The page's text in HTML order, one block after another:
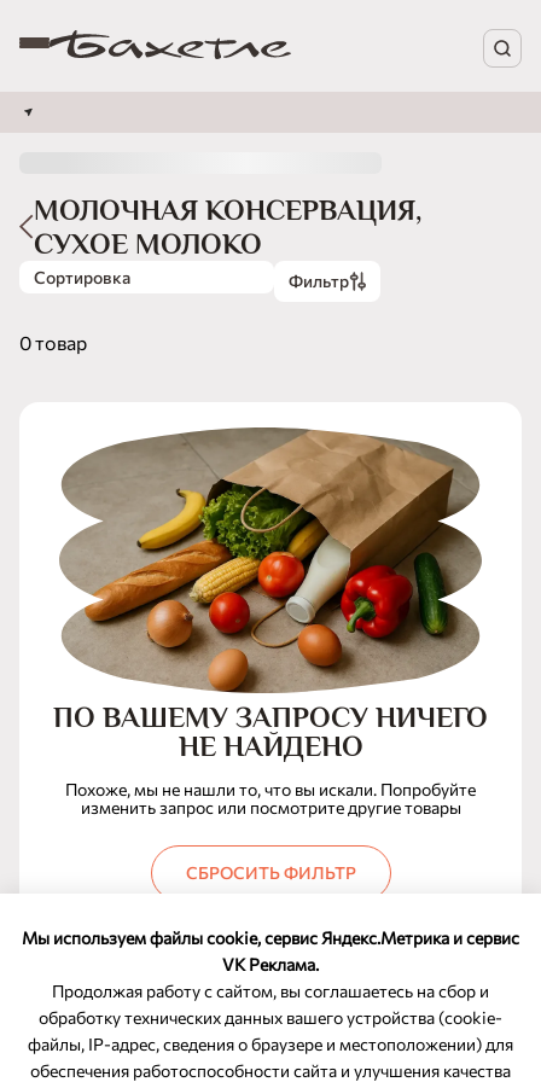
Мы используем файлы cookie, сервис Яндекс.Метрика и сервис
VK Реклама.
Продолжая работу с сайтом, вы соглашаетесь на сбор и
обработку технических данных вашего устройства (cookie-
файлы, IP-адрес, сведения о браузере и местоположении) для
обеспечения работоспособности сайта и улучшения качества
МОЛОЧНАЯ КОНСЕРВАЦИЯ,
СУХОЕ МОЛОКО
Сортировка Фильтр
0 товар
ПО ВАШЕМУ ЗАПРОСУ НИЧЕГО
НЕ НАЙДЕНО
Похоже, мы не нашли то, что вы искали. Попробуйте
изменить запрос или посмотрите другие товары
СБРОСИТЬ ФИЛЬТР
ОБРАТНАЯ СВЯЗЬ